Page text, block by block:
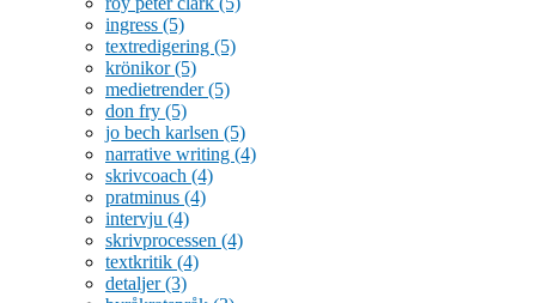
ingress (5)
textredigering (5)
krönikor(5)
medietrender(5)
don fry (5)
jo bech karlsen (5)
narrative writing (4)
skrivcoach (4)
pratminus (4)
intervju (4)
skrivprocessen (4)
textkritik (4)
detaljer(3)